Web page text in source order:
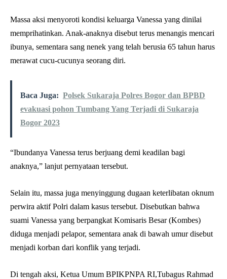
Massa aksi menyoroti kondisi keluarga Vanessa yang dinilai
memprihatinkan. Anak-anaknya disebut terus menangis mencari
ibunya, sementara sang nenek yang telah berusia 65 tahun harus
merawat cucu-cucunya seorang diri.
Baca Juga: Polsek Sukaraja Polres Bogor dan BPBD
evakuasi pohon Tumbang Yang Terjadi di Sukaraja
Bogor 2023
“Ibundanya Vanessa terus berjuang demi keadilan bagi
anaknya,” lanjut pernyataan tersebut.
Selain itu, massa juga menyinggung dugaan keterlibatan oknum
perwira aktif Polri dalam kasus tersebut. Disebutkan bahwa
suami Vanessa yang berpangkat Komisaris Besar (Kombes)
diduga menjadi pelapor, sementara anak di bawah umur disebut
menjadi korban dari konflik yang terjadi.
Di tengah aksi, Ketua Umum BPIKPNPA RI,Tubagus Rahmad